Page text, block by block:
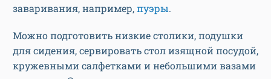
заваривания, например,пуэры.
Можно подготовить низкие столики, подушки
для сидения, сервировать стол изящной посудой,
кружевными салфетками и небольшими вазами